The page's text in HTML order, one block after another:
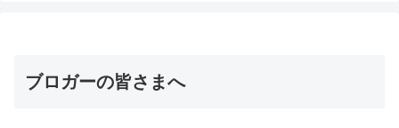
ブロガーの皆さまへ